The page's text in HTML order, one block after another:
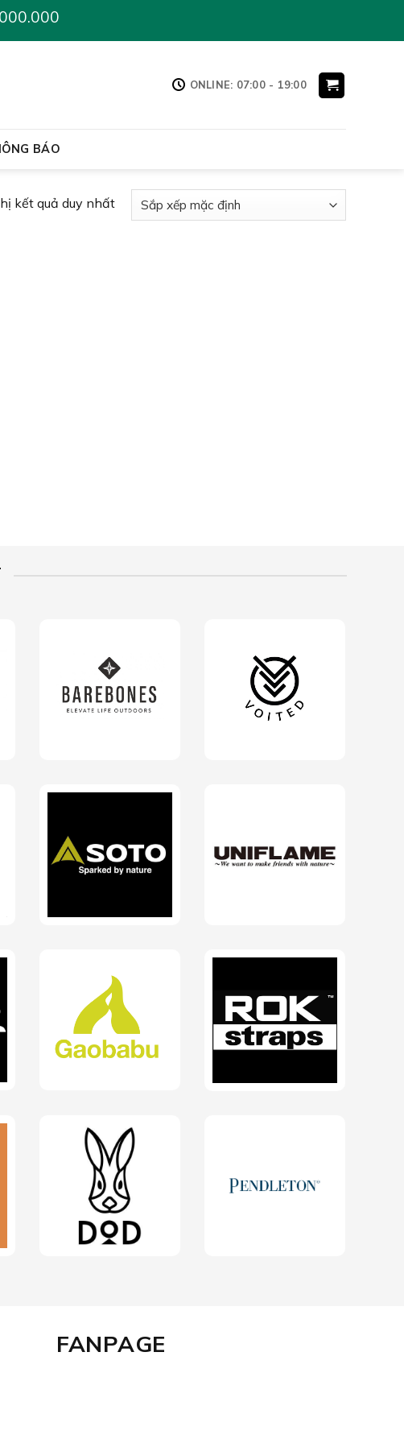
ONLINE: 07:00 - 19:00
BÁO
kết quả duy nhất
FANPAGE